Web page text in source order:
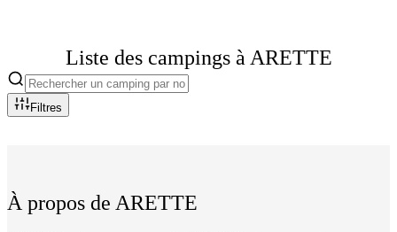
Liste des campings à ARETTE
Filtres
À propos de ARETTE